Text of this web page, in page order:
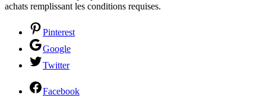
achats remplissant les conditions requises.
Pinterest
Google
Twitter
Facebook